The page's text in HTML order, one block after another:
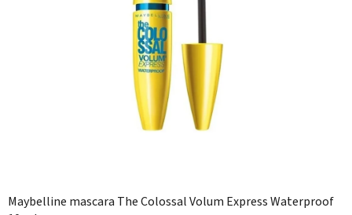
Maybelline mascara The Colossal Volum Express Waterproof